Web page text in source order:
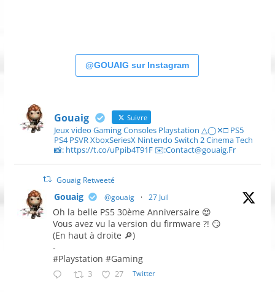
@GOUAIG sur Instagram
Gouaig Suivre
Jeux video Gaming Consoles Playstation △◯✕□ PS5
PS4 PSVR XboxSeriesX Nintendo Switch 2 Cinema Tech
📸: https://t.co/uPpib4T91F ✉️:Contact@gouaig.Fr
Gouaig Retweeté
Gouaig @gouaig · 27 Juil
Oh la belle PS5 30ème Anniversaire 😍
Vous avez vu la version du firmware ?! 😏
(En haut à droite 🔎)
-
#Playstation #Gaming
3 27 Twitter